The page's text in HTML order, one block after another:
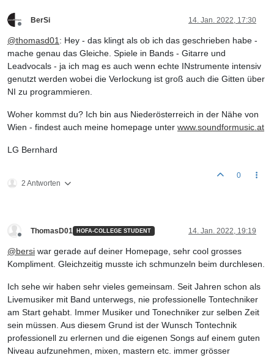
BerSi 14. Jan. 2022, 17:30
@thomasd01 : Hey - das klingt als ob ich das geschrieben habe -
mache genau das Gleiche. Spiele in Bands - Gitarre und
Leadvocals - ja ich mag es auch wenn echte INstrumente intensiv
genutzt werden wobei die Verlockung ist groß auch die Gitten über
NI zu programmieren.
Woher kommst du? Ich bin aus Niederösterreich in der Nähe von
Wien - findest auch meine homepage unter www.soundformusic.at
LG Bernhard
2 Antworten
0
ThomasD01 HOFA-COLLEGE STUDENT 14. Jan. 2022, 19:19
@bersi war gerade auf deiner Homepage, sehr cool grosses
Kompliment. Gleichzeitig musste ich schmunzeln beim durchlesen.
Ich sehe wir haben sehr vieles gemeinsam. Seit Jahren schon als
Livemusiker mit Band unterwegs, nie professionelle Tontechniker
am Start gehabt. Immer Musiker und Tonechniker zur selben Zeit
sein müssen. Aus diesem Grund ist der Wunsch Tontechnik
professionell zu erlernen und die eigenen Songs auf einem guten
Niveau aufzunehmen, mixen, mastern etc. immer grösser